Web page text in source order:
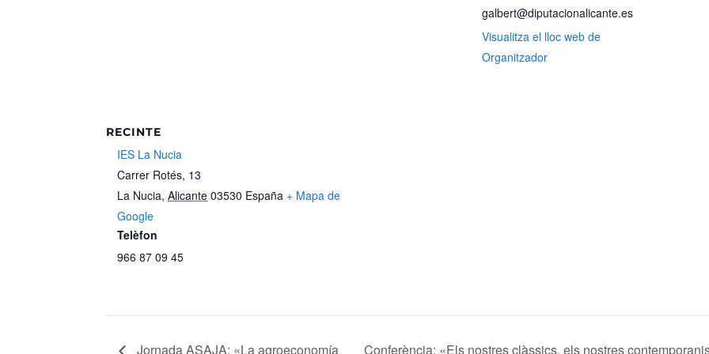
galbert@diputacionalicante.es
Visualitza el lloc web de
Organitzador
RECINTE
IES La Nucia
Carrer Rotés, 13
La Nucia, Alicante 03530 España + Mapa de
Google
Telèfon
966 87 09 45
Jornada ASAJA: «La agroeconomía Conferència: «Els nostres clàssics, els nostres